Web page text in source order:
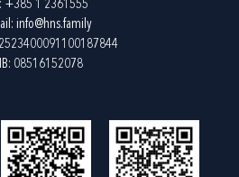
+385 1 2361555
info@hns.family
08516152078